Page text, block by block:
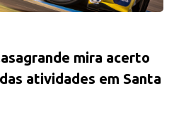
mira acerto
atividades em Santa